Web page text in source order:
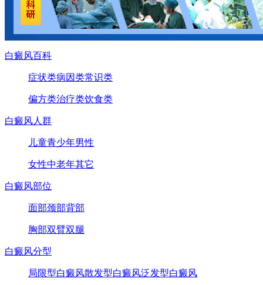
白癜风百科
症状类病因类常识类
偏方类治疗类饮食类
白癜风人群
儿童青少年男性
女性中老年其它
白癜风部位
面部颈部背部
胸部双臂双腿
白癜风分型
局限型白癜风散发型白癜风泛发型白癜风